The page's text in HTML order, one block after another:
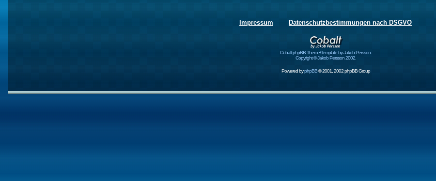
Impressum Datenschutzbestimmungen nach DSGVO
Cobalt phpBB Theme/Template by Jakob Persson.
Copyright © Jakob Persson 2002.
Powered byphpBB© 2001, 2002 phpBB Group